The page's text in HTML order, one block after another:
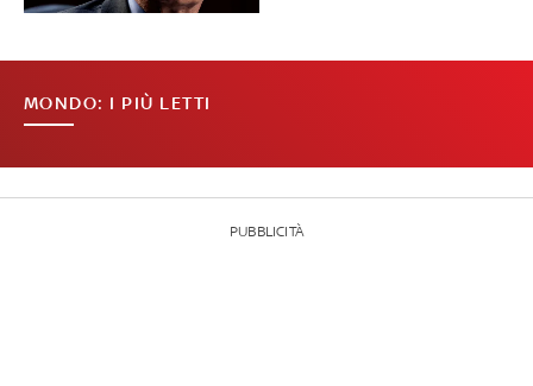
MONDO: I PIÙ LETTI
PUBBLICITÀ